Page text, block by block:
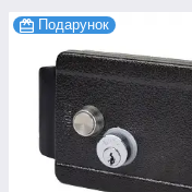
Подарунок